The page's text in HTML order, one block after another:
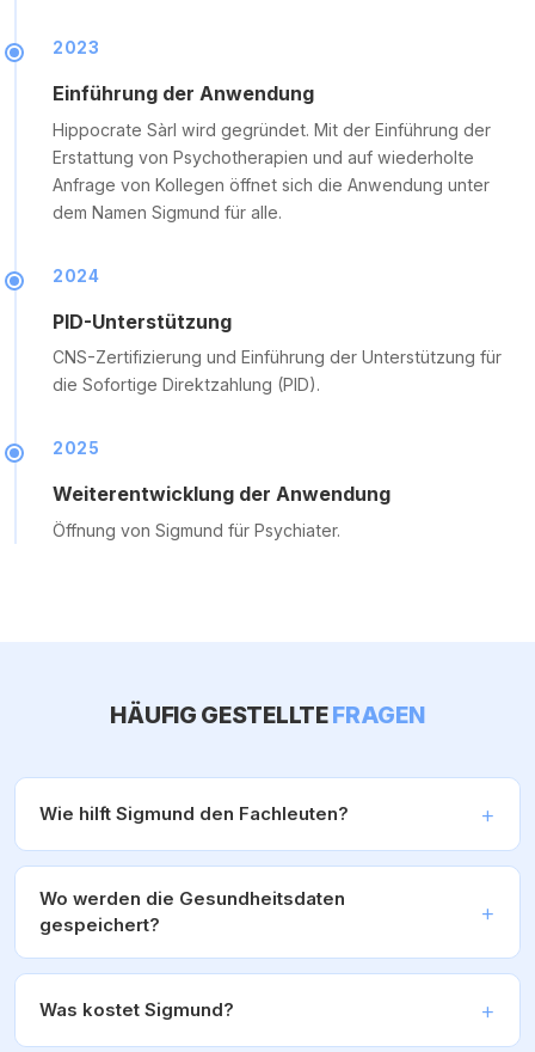
2023
Einführung der Anwendung
Hippocrate Sàrl wird gegründet. Mit der Einführung der
Erstattung von Psychotherapien und auf wiederholte
Anfrage von Kollegen öffnet sich die Anwendung unter
dem Namen Sigmund für alle.
2024
PID-Unterstützung
CNS-Zertifizierung und Einführung der Unterstützung für
die Sofortige Direktzahlung (PID).
2025
Weiterentwicklung der Anwendung
Öffnung von Sigmund für Psychiater.
HÄUFIG GESTELLTEFRAGEN
Wie hilft Sigmund den Fachleuten?
Wo werden die Gesundheitsdaten
gespeichert?
Was kostet Sigmund?